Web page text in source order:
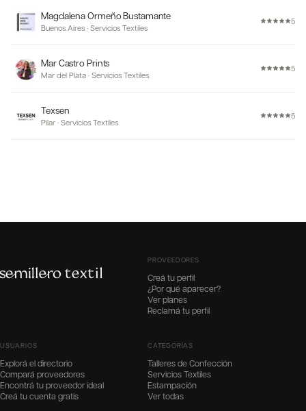
Magdalena Ormeño Bustamante
Buenos Aires · Servicios Textiles
5
Mar Castro Prints
Mar del Plata · Servicios Textiles
5
Texsen
Pilar · Servicios Textiles
5
PROVEEDORES
Creá tu perfil
¿Por qué aparecer?
Ver planes
Reclamá tu perfil
USUARIOS
Explorá el directorio
Compará proveedores
Encontrá tu proveedor ideal
Creá tu cuenta gratis
CATEGORÍAS
Talleres de Confección
Servicios Textiles
Estampación
Ver todas